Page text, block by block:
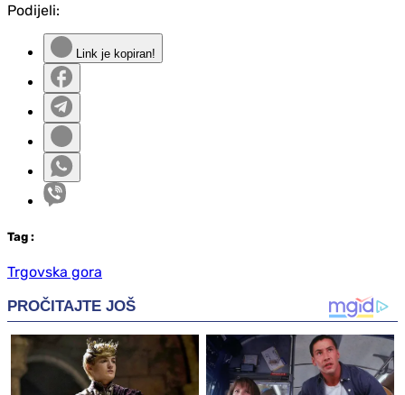
Podijeli:
Link je kopiran!
Tag :
Trgovska gora